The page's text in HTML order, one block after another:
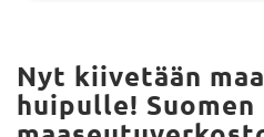
Nyt kiivetään
huipulle! Suomen